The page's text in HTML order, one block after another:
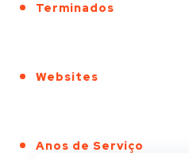
Terminados
Websites
Anos de Serviço